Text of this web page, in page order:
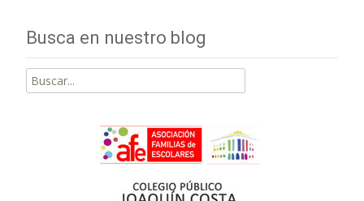
Busca en nuestro blog
Buscar
por: